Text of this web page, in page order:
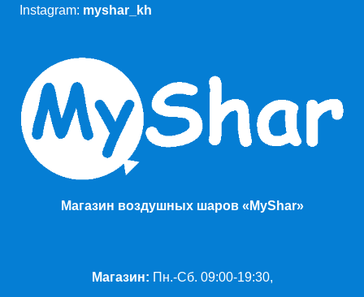
Instagram: myshar_kh
Магазин воздушных шаров «MyShar»
Магазин: Пн.-Сб. 09:00-19:30,